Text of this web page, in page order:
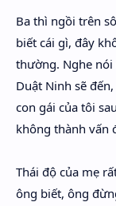
Ba thì ngồi trên
biết cái gì, đây
thường. Nghe nói
Duật Ninh sẽ
con gái của tôi
không thành vấn
Thái độ của mẹ
ông biết, ông